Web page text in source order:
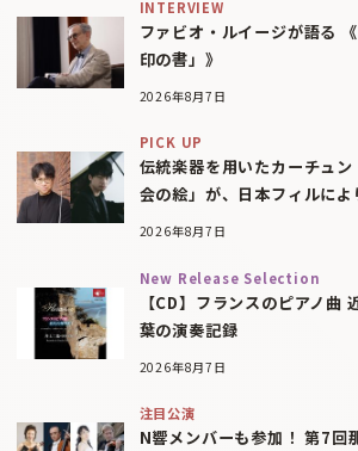
INTERVIEW
ファビオ・ルイージが語る
印の書」》
2026年8月7日
PICK UP
伝統楽器を用いたカーチュ
会の絵」が、日本フィルによ
2026年8月7日
New Release Selection
【CD】フランスのピアノ
葉の演奏記録
2026年8月7日
注目公演
N響メンバーも参加！ 第7回